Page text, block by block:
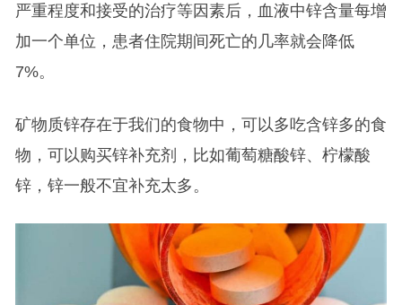
严重程度和接受的治疗等因素后，血液中锌含量每增
加一个单位，患者住院期间死亡的几率就会降低
7%。
矿物质锌存在于我们的食物中，可以多吃含锌多的食
物，可以购买锌补充剂，比如葡萄糖酸锌、柠檬酸
锌，锌一般不宜补充太多。